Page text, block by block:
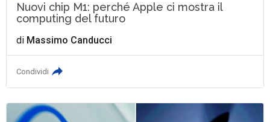
Nuovi chip M1: perché Apple ci mostra il
computing del futuro
di Massimo Canducci
Condividi